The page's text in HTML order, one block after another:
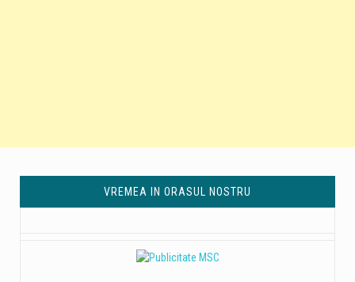
VREMEA IN ORASUL NOSTRU